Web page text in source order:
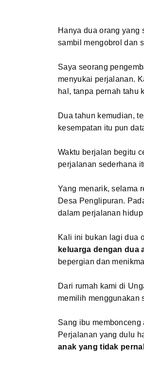
Hanya dua orang yang
sambil mengobrol dan
Saya seorang
menyukai perjalanan.
hal, tanpa pernah tahu
Dua tahun kemudian,
kesempatan itu pun
Waktu berjalan begitu
perjalanan sederhana
Yang menarik, selama
Desa Penglipuran.
dalam perjalanan hidup
Kali ini bukan lagi dua
keluarga dengan dua
bepergian dan
Dari rumah kami di
memilih menggunakan
Sang ibu
Perjalanan yang dulu
anak yang tidak